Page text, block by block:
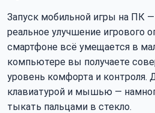
Запуск мобильной игры на ПК
реальное улучшение игрового
смартфоне всё умещается в
компьютере вы получаете
уровень комфорта и контроля.
клавиатурой и мышью —
тыкать пальцами в стекло.